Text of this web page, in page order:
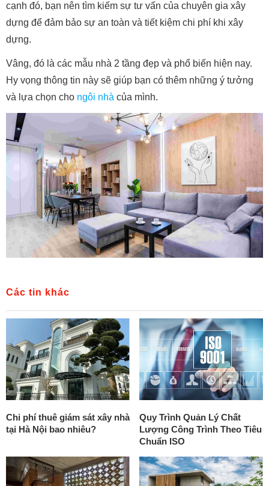
cạnh đó, bạn nên tìm kiếm sự tư vấn của chuyên gia xây
dựng để đảm bảo sự an toàn và tiết kiệm chi phí khi xây
dựng.
Vâng, đó là các mẫu nhà 2 tầng đẹp và phổ biến hiện nay.
Hy vọng thông tin này sẽ giúp bạn có thêm những ý tưởng
và lựa chọn cho ngôi nhà của mình.
Các tin khác
Chi phí thuê giám sát xây nhà
tại Hà Nội bao nhiêu?
Quy Trình Quản Lý Chất
Lượng Công Trình Theo Tiêu
Chuẩn ISO